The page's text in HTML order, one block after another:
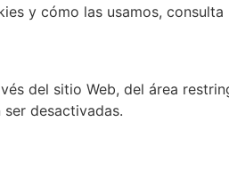
y cómo las usamos, consulta
del sitio Web, del área
desactivadas.